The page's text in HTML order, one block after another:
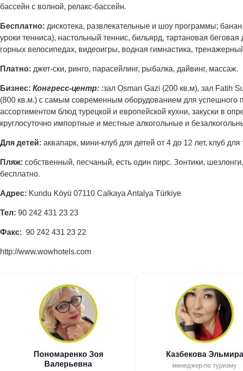
бассейн с волной, релакс-бассейн.
Бесплатно: дискотека, развлекательные и шоу программы;
уроки тенниса), настольный теннис, бильярд, тартановая
горных велосипедах, видеоигры, водная гимнастика,
Платно: джет-ски, ринго, парасейлинг, рыбалка, дайвинг, массаж.
Бизнес: Конгресс-центр: :зал Osman Gazi (200 кв.м), зал Fatih
(800 кв.м.) с самым современным оборудованием для успешного
ассортиментом блюд турецкой и европейской кухни, закуски в
круглосуточно импортные и местные алкогольные и
Для детей: аквапарк, мини-клуб для детей от 4 до 12 лет, клуб
Пляж: собственный, песчаный, есть один пирс. Зонтики,
бесплатно.
Адрес: Kundu Köyü 07110 Calkaya Antalya Türkiye
Тел: 90 242 431 23 23
Факс: 90 242 431 23 22
http://www.wowhotels.com
Пономаренко Зоя
Валерьевна
Казбекова Эльмира
менеджер-по туризму